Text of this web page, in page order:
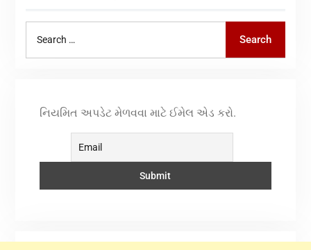
Search
નિયમિત અપડેટ મેળવવા માટે ઈમેલ એડ કરો.